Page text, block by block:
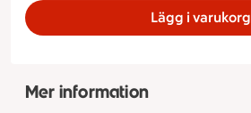
Lägg i varukorg
Mer information